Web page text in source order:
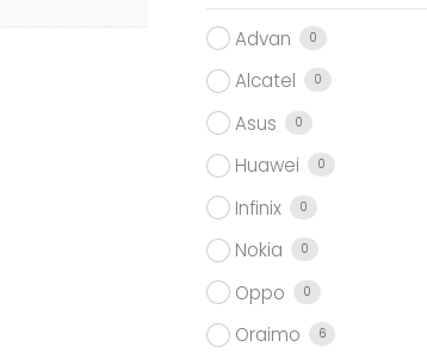
Advan 0
Alcatel 0
Asus 0
Huawei 0
Infinix 0
Nokia 0
Oppo 0
Oraimo 6